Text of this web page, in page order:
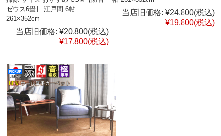
ゼウス6畳】 江戸間 6帖
261×352cm
当店旧価格: ¥20,800(税込)
¥17,800(税込)
当店旧価格: ¥24,800(税込)
¥19,800(税込)